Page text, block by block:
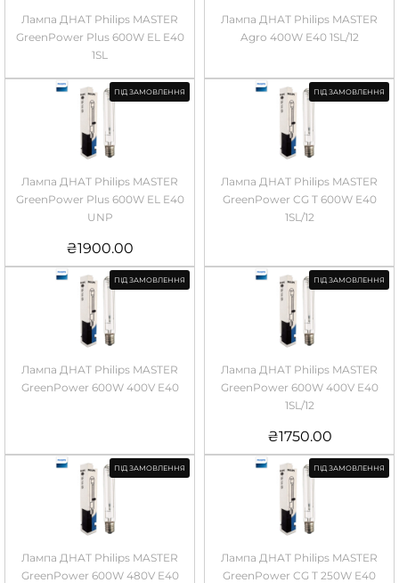
Лампа ДНАТ Philips MASTER
GreenPower Plus 600W EL E40
1SL
Лампа ДНАТ Philips MASTER
Agro 400W E40 1SL/12
ПІД ЗАМОВЛЕННЯ
Лампа ДНАТ Philips MASTER
GreenPower Plus 600W EL E40
UNP
₴1900.00
ПІД ЗАМОВЛЕННЯ
Лампа ДНАТ Philips MASTER
GreenPower CG T 600W E40
1SL/12
ПІД ЗАМОВЛЕННЯ
Лампа ДНАТ Philips MASTER
GreenPower 600W 400V E40
ПІД ЗАМОВЛЕННЯ
Лампа ДНАТ Philips MASTER
GreenPower 600W 400V E40
1SL/12
₴1750.00
ПІД ЗАМОВЛЕННЯ
Лампа ДНАТ Philips MASTER
GreenPower 600W 480V E40
ПІД ЗАМОВЛЕННЯ
Лампа ДНАТ Philips MASTER
GreenPower CG T 250W E40